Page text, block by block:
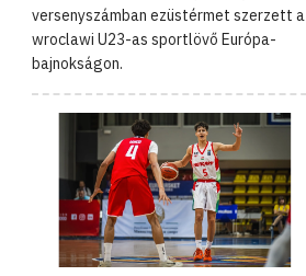
versenyszámban ezüstérmet szerzett a
wroclawi U23-as sportlövő Európa-
bajnokságon.